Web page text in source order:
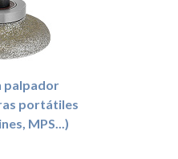
palpador
portátiles
MPS...)